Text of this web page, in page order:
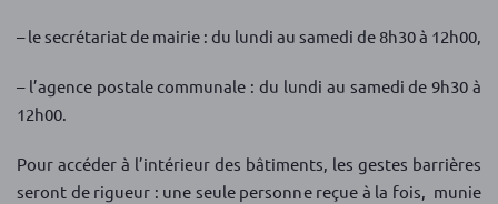
– le secrétariat de mairie : du lundi au samedi de 8h30 à 12h00,
– l’agence postale communale : du lundi au samedi de 9h30 à
12h00.
Pour accéder à l’intérieur des bâtiments, les gestes barrières
seront de rigueur : une seule personne reçue à la fois, munie